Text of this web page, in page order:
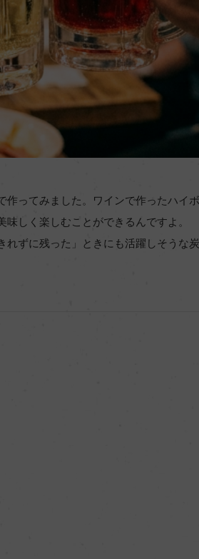
ってみました。ワインで作ったハイ
しく楽しむことができるんですよ。
ずに残った」ときにも活躍しそうな